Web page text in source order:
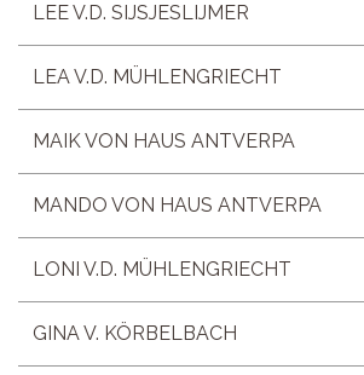
LEE V.D. SIJSJESLIJMER
LEA V.D. MÜHLENGRIECHT
MAIK VON HAUS ANTVERPA
MANDO VON HAUS ANTVERPA
LONI V.D. MÜHLENGRIECHT
GINA V. KÖRBELBACH